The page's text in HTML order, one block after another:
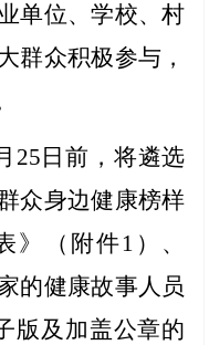
单位、学校、村
群众积极参与，
25日前，将遴选
众身边健康榜样
》（附件1）、
的健康故事人员
版及加盖公章的